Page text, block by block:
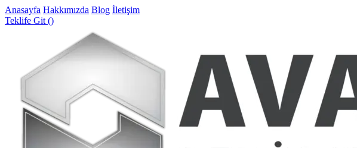
Anasayfa Hakkımızda Blog İletişim
Teklife Git ()